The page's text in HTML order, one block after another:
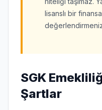
lisanslı bir
SGK
Şartlar